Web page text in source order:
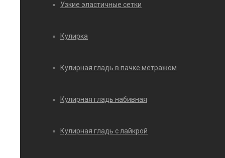
Узкие эластичные сетки
Кулирка
Кулирная гладь в пачке метражом
Кулирная гладь набивная
Кулирная гладь с лайкрой